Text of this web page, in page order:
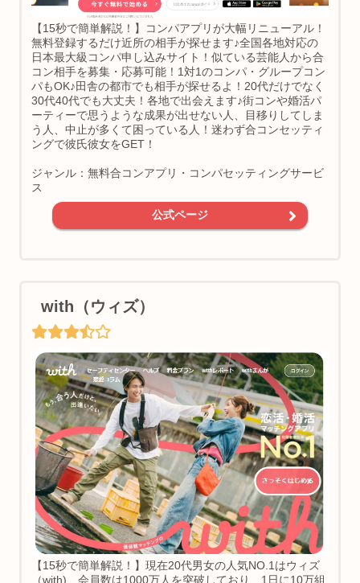
【15秒で簡単解説！】コンパアプリが大幅リニューアル！
無料登録するだけ近所の相手が探せます♪全国各地対応の
日本最大級コンパ申し込みサイト！似ている芸能人から合
コン相手を募集・応募可能！1対1のコンパ・グループコン
パもOK♪田舎の都市でも相手が探せるよ！20代だけでなく
30代40代でも大丈夫！各地で出会えます♪街コンや婚活パ
ーティーで思うような成果が出せない人、目移りしてしま
う人、中止が多くて困っている人！迷わず合コンセッティ
ングで彼氏彼女をGET！
ジャンル：無料合コンアプリ・コンパセッティングサービ
ス
公式ページ
with（ウィズ）
【15秒で簡単解説！】現在20代男女の人気NO.1はウィズ
（with) 会員数は1000万人を突破しており、1日に10万組